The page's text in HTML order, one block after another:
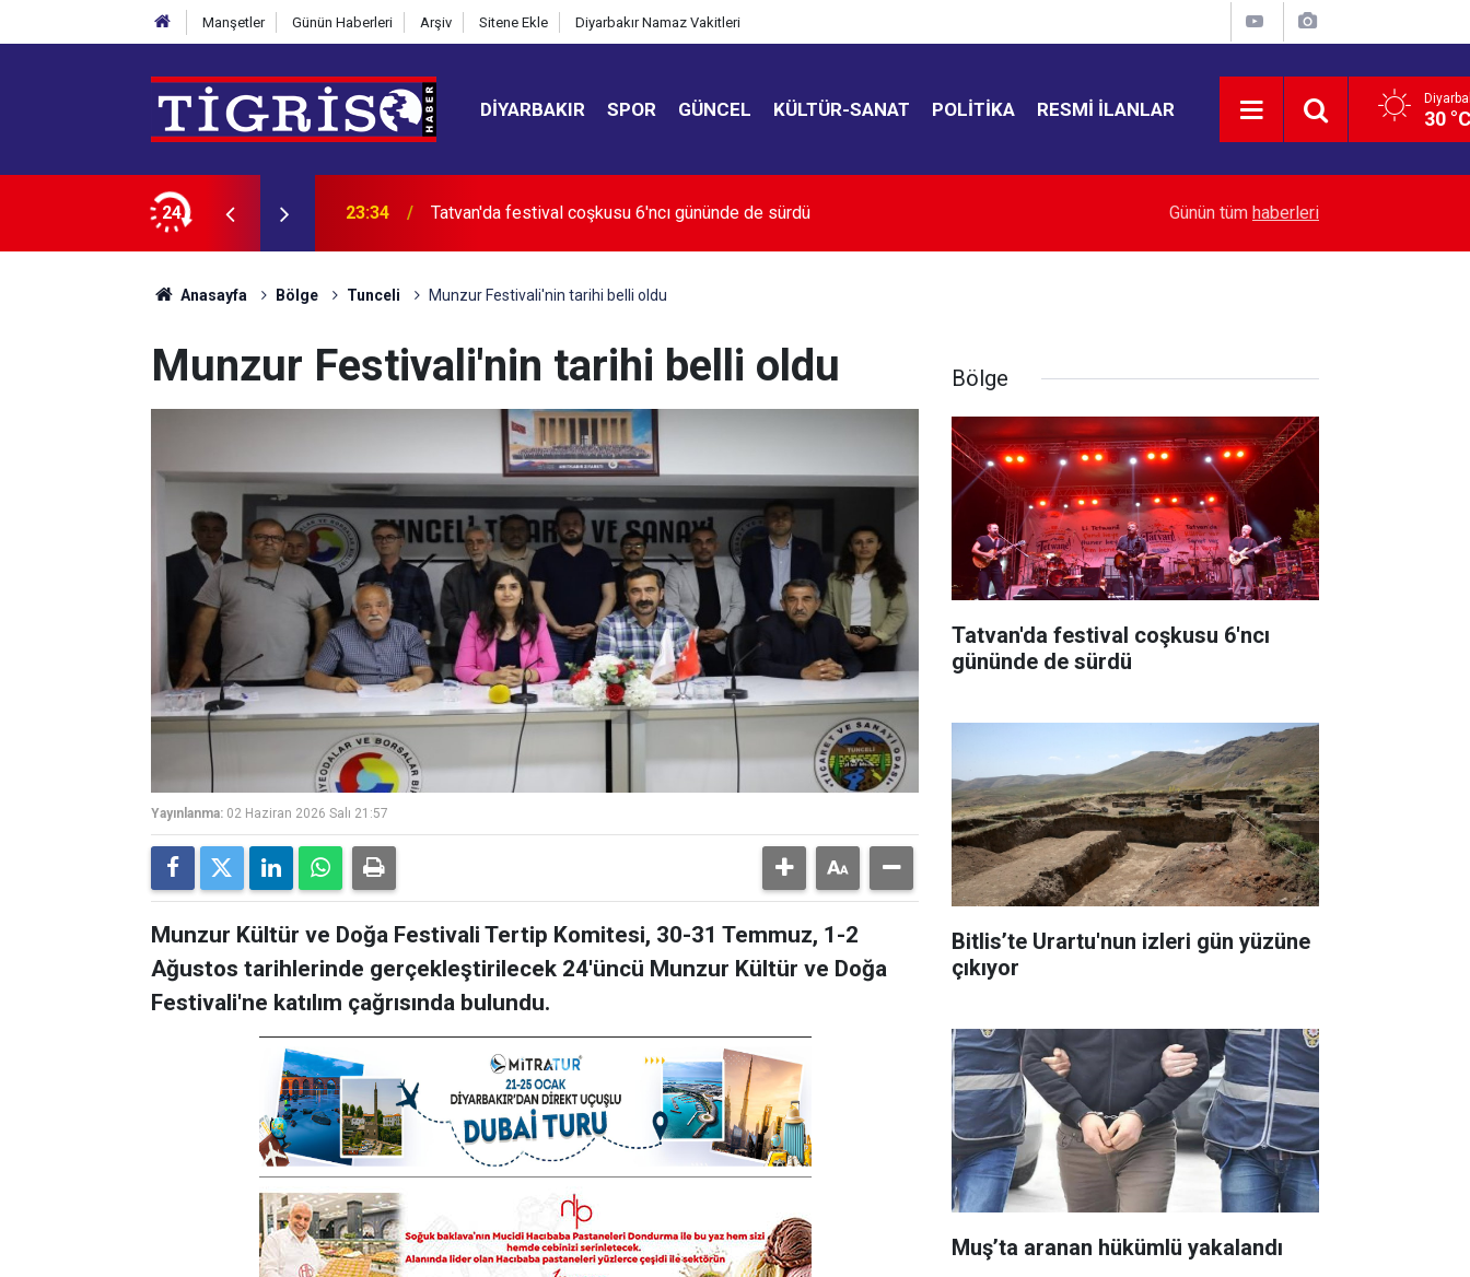
Manşetler Günün Haberleri Arşiv Sitene Ekle Diyarbakır Namaz Vakitleri
DIYARBAKIR SPOR GÜNCEL KÜLTÜR-SANAT POLITIKA RESMI İLANLAR 30
24 23:05 LGS yerleştirmelerinde İstanbul'un zirvedeki 20 lisesi belli oldu İran: Boğaz'ın açılması ABD'nin tutumuna bağlı
Günün tüm haberleri
Anasayfa Bölge Tunceli Munzur Festivali'nin tarihi belli oldu
Munzur Festivali'nin tarihi belli oldu
Yayınlanma: 02 Haziran 2026 Salı 21:57
Munzur Kültür ve Doğa Festivali Tertip Komitesi, 30-31 Temmuz, 1-2
Ağustos tarihlerinde gerçekleştirilecek 24'üncü Munzur Kültür ve Doğa
Festivali'ne katılım çağrısında bulundu.
Bölge
Tatvan'da festival coşkusu 6'ncı
gününde de sürdü
Bitlis’te Urartu'nun izleri gün yüzüne
çıkıyor
Muş’ta aranan hükümlü yakalandı